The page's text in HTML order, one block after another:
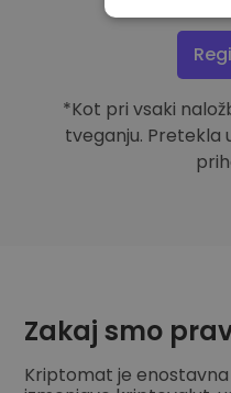
*Kot pri vsaki
tveganju. Pretekla
Zakaj smo
Kriptomat je
IZVEDBENI